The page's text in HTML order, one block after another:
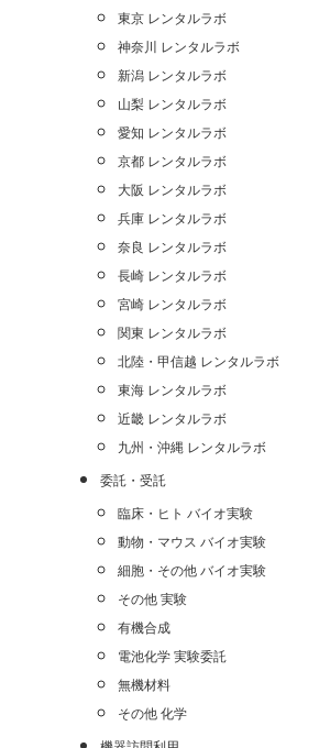
東京 レンタルラボ
神奈川 レンタルラボ
新潟 レンタルラボ
山梨 レンタルラボ
愛知 レンタルラボ
京都 レンタルラボ
大阪 レンタルラボ
兵庫 レンタルラボ
奈良 レンタルラボ
長崎 レンタルラボ
宮崎 レンタルラボ
関東 レンタルラボ
北陸・甲信越 レンタルラボ
東海 レンタルラボ
近畿 レンタルラボ
九州・沖縄 レンタルラボ
委託・受託
臨床・ヒト バイオ実験
動物・マウス バイオ実験
細胞・その他 バイオ実験
その他 実験
有機合成
電池化学 実験委託
無機材料
その他 化学